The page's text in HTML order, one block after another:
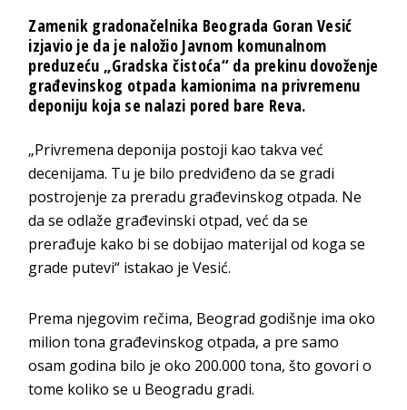
Zamenik gradonačelnika Beograda Goran Vesić
izjavio je da je naložio Javnom komunalnom
preduzeću „Gradska čistoća“ da prekinu dovoženje
građevinskog otpada kamionima na privremenu
deponiju koja se nalazi pored bare Reva.
„Privremena deponija postoji kao takva već
decenijama. Tu je bilo predviđeno da se gradi
postrojenje za preradu građevinskog otpada. Ne
da se odlaže građevinski otpad, već da se
prerađuje kako bi se dobijao materijal od koga se
grade putevi“ istakao je Vesić.
Prema njegovim rečima, Beograd godišnje ima oko
milion tona građevinskog otpada, a pre samo
osam godina bilo je oko 200.000 tona, što govori o
tome koliko se u Beogradu gradi.